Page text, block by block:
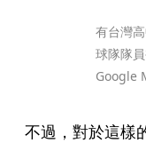
有台灣
球隊隊
Google
不過，對於這樣